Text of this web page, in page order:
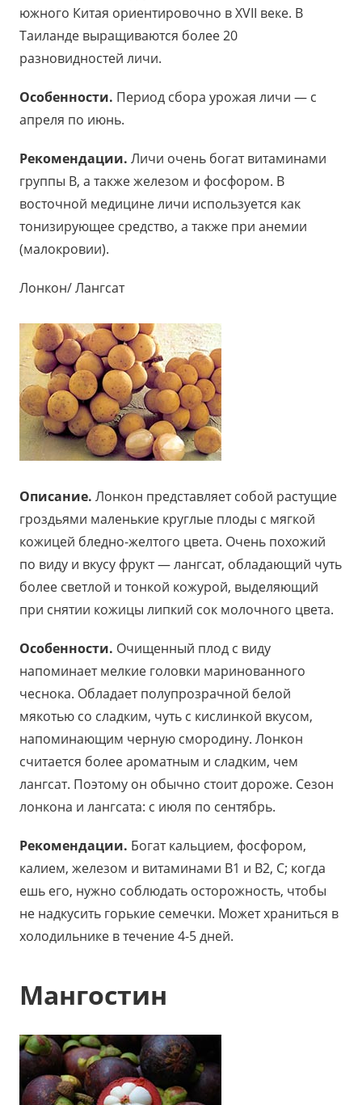
южного Китая ориентировочно в XVII веке. В
Таиланде выращиваются более 20
разновидностей личи.
Особенности. Период сбора урожая личи — с
апреля по июнь.
Рекомендации. Личи очень богат витаминами
группы В, а также железом и фосфором. В
восточной медицине личи используется как
тонизирующее средство, а также при анемии
(малокровии).
Лонкон/ Лангсат
Описание. Лонкон представляет собой растущие
гроздьями маленькие круглые плоды с мягкой
кожицей бледно-желтого цвета. Очень похожий
по виду и вкусу фрукт — лангсат, обладающий чуть
более светлой и тонкой кожурой, выделяющий
при снятии кожицы липкий сок молочного цвета.
Особенности. Очищенный плод с виду
напоминает мелкие головки маринованного
чеснока. Обладает полупрозрачной белой
мякотью со сладким, чуть с кислинкой вкусом,
напоминающим черную смородину. Лонкон
считается более ароматным и сладким, чем
лангсат. Поэтому он обычно стоит дороже. Сезон
лонкона и лангсата: с июля по сентябрь.
Рекомендации. Богат кальцием, фосфором,
калием, железом и витаминами В1 и В2, С; когда
ешь его, нужно соблюдать осторожность, чтобы
не надкусить горькие семечки. Может храниться в
холодильнике в течение 4-5 дней.
Мангостин